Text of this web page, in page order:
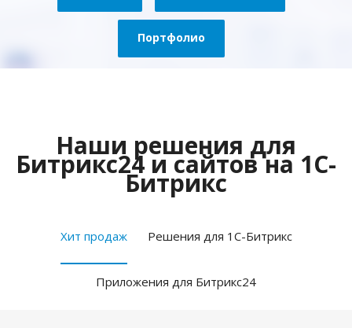
Портфолио
Наши решения для
Битрикс24 и сайтов на 1С-
Битрикс
Хит продаж Решения для 1С-Битрикс
Приложения для Битрикс24